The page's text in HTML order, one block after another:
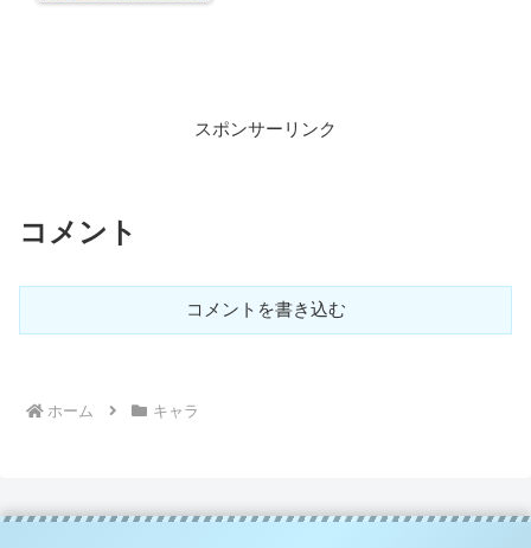
スポンサーリンク
コメント
コメントを書き込む
ホーム キャラ